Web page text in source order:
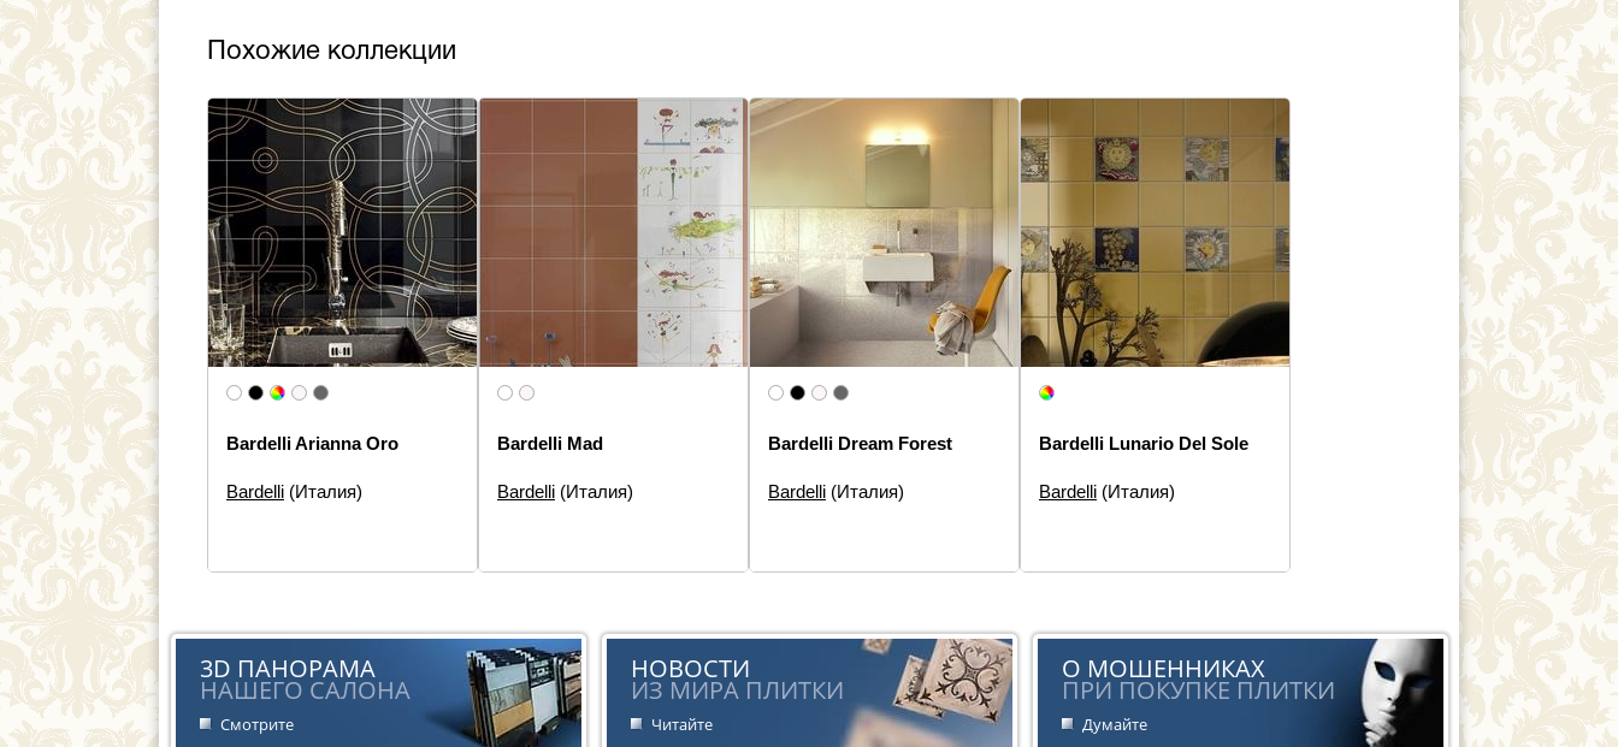
Похожие коллекции
Bardelli Arianna Oro
Размеры:20×20
Bardelli (Италия)
Bardelli Mad
Размеры:20×20
Bardelli (Италия)
Bardelli Dream Forest
Размеры:40×40
Bardelli (Италия)
Bardelli Lunario Del Sole
Размеры:30×40
Bardelli (Италия)
3D ПАНОРАМА
НАШЕГО САЛОНА
Смотрите
НОВОСТИ
ИЗ МИРА ПЛИТКИ
Читайте
О МОШЕННИКАХ
ПРИ ПОКУПКЕ ПЛИТКИ
Думайте